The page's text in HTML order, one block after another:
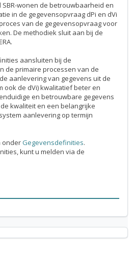
wonen de betrouwbaarheid en
in de gegevensopvraag dPi en dVi
van de gegevensopvraag voor
De methodiek sluit aan bij de
aansluiten bij de
de primaire processen van de
aanlevering van gegevens uit de
ook de dVi) kwalitatief beter en
en betrouwbare gegevens
kwaliteit en een belangrijke
aanlevering op termijn
onderGegevensdefinities.
kunt u melden via de